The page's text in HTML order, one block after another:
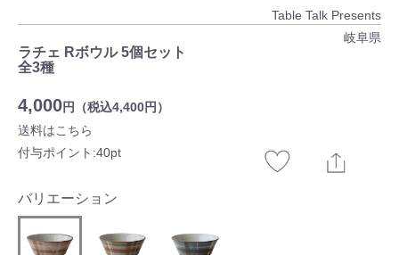
Table Talk Presents
岐阜県
ラチェ Rボウル 5個セット
全3種
4,000円（税込4,400円）
送料はこちら
付与ポイント:40pt
バリエーション